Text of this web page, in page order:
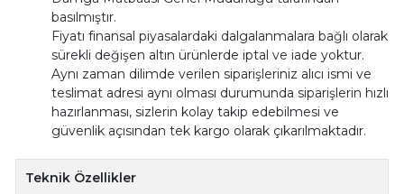
basılmıştır.
Fiyatı finansal piyasalardaki dalgalanmalara bağlı olarak
sürekli değişen altın ürünlerde iptal ve iade yoktur.
Aynı zaman dilimde verilen siparişleriniz alıcı ismi ve
teslimat adresi aynı olması durumunda siparişlerin hızlı
hazırlanması, sizlerin kolay takip edebilmesi ve
güvenlik açısından tek kargo olarak çıkarılmaktadır.
Teknik Özellikler